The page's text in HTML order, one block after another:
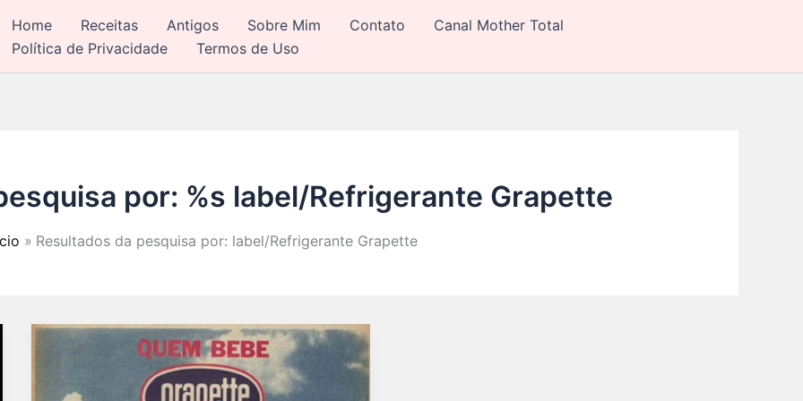
Home Receitas Antigos Sobre Mim Contato
Canal Mother Total
Política de Privacidade
Termos de Uso
por: %s label/Refrigerante Grapette
Resultados da pesquisa por: label/Refrigerante Grapette